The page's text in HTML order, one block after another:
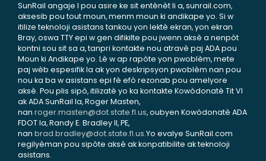
SunRail angaje l pou asire ke sit entènèt li a, sunrail.com,
aksesib pou tout moun, menm moun ki andikape yo. Si w
itilize teknoloji asistans tankou yon lektè ekran, yon ekran
Bray, oswa TTY epi w gen difikilte pou jwenn aksè a nenpòt
kontni sou sit sa a, tanpri kontakte nou atravè paj ADA pou
Moun ki Andikape yo. Lè w ap rapòte yon pwoblèm, mete
paj wèb espesifik la ak yon deskripsyon pwoblèm nan pou
nou ka ba w asistans epi fè efò rezonab pou amelyore
aksè. Pou plis sipò, itilizatè yo ka kontakte Kowòdonatè Tit VI
ak ADA SunRail la, Roger Masten,
nan roger.masten@dot.state.fl.us, oubyen Kowòdonatè ADA
FDOT la, Randy E. Bradley II, PE,
nan brad.bradley@dot.state.fl.us.Yo evalye SunRail.com
regilyèman pou sipòte aksè ak konpatibilite ak teknoloji
asistans.